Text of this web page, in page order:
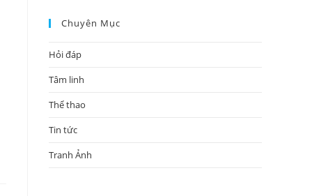
Chuyên Mục
Hỏi đáp
Tâm linh
Thể thao
Tin tức
Tranh Ảnh